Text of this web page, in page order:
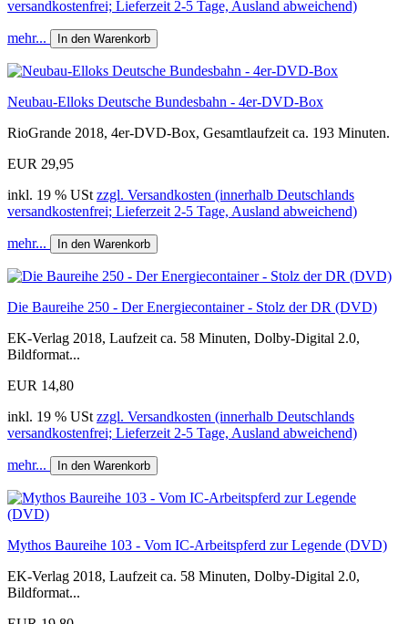
versandkostenfrei; Lieferzeit 2-5 Tage, Ausland abweichend)
mehr... In den Warenkorb
Neubau-Elloks Deutsche Bundesbahn - 4er-DVD-Box
RioGrande 2018, 4er-DVD-Box, Gesamtlaufzeit ca. 193 Minuten.
EUR 29,95
inkl. 19 % USt zzgl. Versandkosten (innerhalb Deutschlands
versandkostenfrei; Lieferzeit 2-5 Tage, Ausland abweichend)
mehr... In den Warenkorb
Die Baureihe 250 - Der Energiecontainer - Stolz der DR (DVD)
EK-Verlag 2018, Laufzeit ca. 58 Minuten, Dolby-Digital 2.0,
Bildformat...
EUR 14,80
inkl. 19 % USt zzgl. Versandkosten (innerhalb Deutschlands
versandkostenfrei; Lieferzeit 2-5 Tage, Ausland abweichend)
mehr... In den Warenkorb
Mythos Baureihe 103 - Vom IC-Arbeitspferd zur Legende (DVD)
EK-Verlag 2018, Laufzeit ca. 58 Minuten, Dolby-Digital 2.0,
Bildformat...